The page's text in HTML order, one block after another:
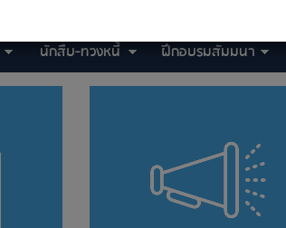
นักสืบ-ทวงหนี้ ฝึกอบรมสัมมนา